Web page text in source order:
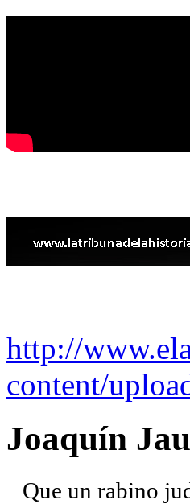
http://
content/
Joaquín
Que un rabino